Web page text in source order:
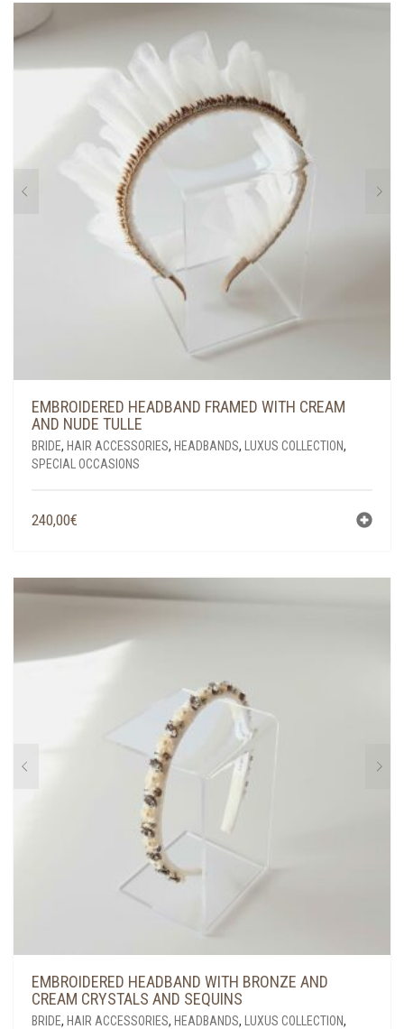
EMBROIDERED HEADBAND FRAMED WITH CREAM
AND NUDE TULLE
BRIDE, HAIR ACCESSORIES, HEADBANDS, LUXUS COLLECTION,
SPECIAL OCCASIONS
240,00€
EMBROIDERED HEADBAND WITH BRONZE AND
CREAM CRYSTALS AND SEQUINS
BRIDE, HAIR ACCESSORIES, HEADBANDS, LUXUS COLLECTION,